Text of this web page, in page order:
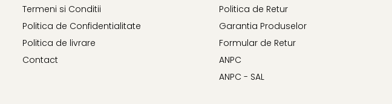
Termeni si Conditii
Politica de Confidentialitate
Politica de livrare
Contact
Politica de Retur
Garantia Produselor
Formular de Retur
ANPC
ANPC - SAL